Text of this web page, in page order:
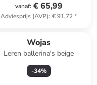
vanaf: € 65,99
Adviesprijs (AVP): € 91,72*
Wojas
Leren ballerina's beige
-34%